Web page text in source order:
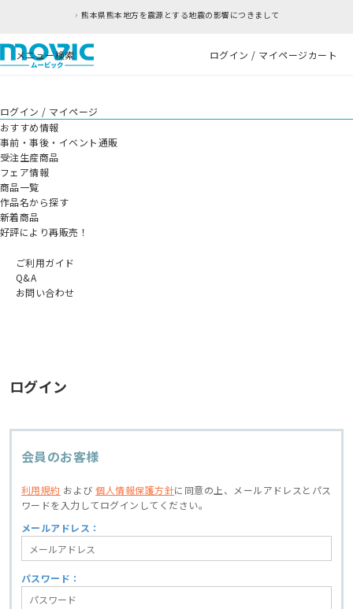
熊本県熊本地方を震源とする地震の影響につきまして
メニュー検索 ログイン / マイページカート
ログイン / マイページ
おすすめ情報
事前・事後・イベント通販
受注生産商品
フェア情報
商品一覧
作品名から探す
新着商品
好評により再販売！
ご利用ガイド
Q&A
お問い合わせ
ログイン
会員のお客様
利用規約 および個人情報保護方針に同意の上、
メールアドレスとパス
ワードを入力してログインしてください。
メールアドレス：
パスワード：